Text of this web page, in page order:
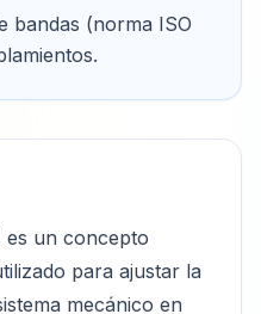
bandas (norma ISO
.
es un concepto
para ajustar la
mecánico en